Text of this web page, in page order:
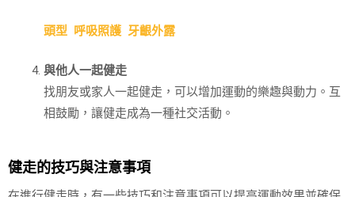
頭型 呼吸照護 牙齦外露
與他人一起健走
找朋友或家人一起健走，可以增加運動的樂趣與動力。互
相鼓勵，讓健走成為一種社交活動。
健走的技巧與注意事項